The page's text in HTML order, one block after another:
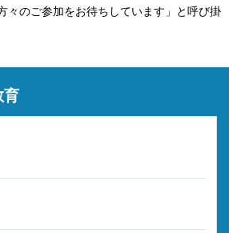
々のご参加をお待ちしています」と呼び掛
育